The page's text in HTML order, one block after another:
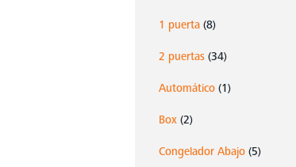
1 puerta (8)
2 puertas (34)
Automático (1)
Box (2)
Congelador Abajo (5)